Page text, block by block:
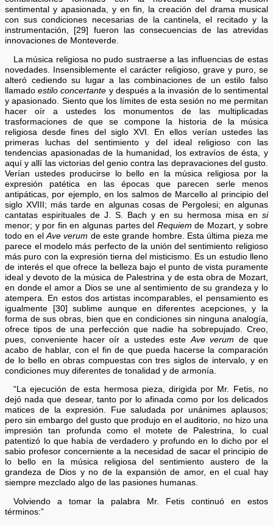
sentimental y apasionada, y en fin, la creación del drama musical
con sus condiciones necesarias de la cantinela, el recitado y la
instrumentación, [29] fueron las consecuencias de las atrevidas
innovaciones de Monteverde.
La música religiosa no pudo sustraerse a las influencias de estas
novedades. Insensiblemente el carácter religioso, grave y puro, se
alteró cediendo su lugar a las combinaciones de un estilo falso
llamadoestilo concertante y después a la invasión de lo sentimental
y apasionado. Siento que los límites de esta sesión no me permitan
hacer oír a ustedes los monumentos de las multiplicadas
trasformaciones de que se compone la historia de la música
religiosa desde fines del siglo XVI. En ellos verían ustedes las
primeras luchas del sentimiento y del ideal religioso con las
tendencias apasionadas de la humanidad, los extravíos de ésta, y
aquí y allí las victorias del genio contra las depravaciones del gusto.
Verían ustedes producirse lo bello en la música religiosa por la
expresión patética en las épocas que parecen serle menos
antipáticas, por ejemplo, en los salmos de Marcello al principio del
siglo XVIII; más tarde en algunas cosas de Pergolesi; en algunas
cantatas espirituales de J. S. Bach y en su hermosa misa en si
menor; y por fin en algunas partes del Requiem de Mozart, y sobre
todo en elAve verum de este grande hombre. Esta última pieza me
parece el modelo más perfecto de la unión del sentimiento religioso
más puro con la expresión tierna del misticismo. Es un estudio lleno
de interés el que ofrece la belleza bajo el punto de vista puramente
ideal y devoto de la música de Palestrina y de esta obra de Mozart,
en donde el amor a Dios se une al sentimiento de su grandeza y lo
atempera. En estos dos artistas incomparables, el pensamiento es
igualmente [30] sublime aunque en diferentes acepciones, y la
forma de sus obras, bien que en condiciones sin ninguna analogía,
ofrece tipos de una perfección que nadie ha sobrepujado. Creo,
pues, conveniente hacer oír a ustedes este Ave verum de que
acabo de hablar, con el fin de que pueda hacerse la comparación
de lo bello en obras compuestas con tres siglos de intervalo, y en
condiciones muy diferentes de tonalidad y de armonía.
“La ejecución de esta hermosa pieza, dirigida por Mr. Fetis, no
dejó nada que desear, tanto por lo afinada como por los delicados
matices de la expresión. Fue saludada por unánimes aplausos;
pero sin embargo del gusto que produjo en el auditorio, no hizo una
impresión tan profunda como el motete de Palestrina, lo cual
patentizó lo que había de verdadero y profundo en lo dicho por el
sabio profesor concerniente a la necesidad de sacar el principio de
lo bello en la música religiosa del sentimiento austero de la
grandeza de Dios y no de la expansión de amor, en el cual hay
siempre mezclado algo de las pasiones humanas.
Volviendo a tomar la palabra Mr. Fetis continuó en estos
términos:”